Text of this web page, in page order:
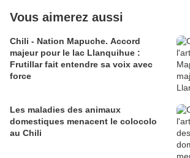
Vous aimerez aussi
Chili - Nation Mapuche. Accord
majeur pour le lac Llanquihue :
Frutillar fait entendre sa voix avec
force
Les maladies des animaux
domestiques menacent le colocolo
au Chili